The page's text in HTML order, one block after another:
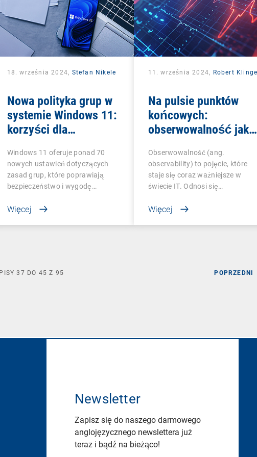
18. września 2024, Stefan Nikele
Nowa polityka grup w
systemie Windows 11:
korzyści dla
Windows 11 oferuje ponad 70
nowych ustawień dotyczących
zasad grup, które poprawiają
bezpieczeństwo i wygodę…
Więcej
11. września 2024, Robert
Na pulsie punktów
końcowych:
obserwowalność jako
Obserwowalność (ang.
observability) to pojęcie, które
staje się coraz ważniejsze w
świecie IT. Odnosi się…
Więcej
POPRZEDNI
37 DO 45 Z 95
Newsletter
Zapisz się do naszego darmowego
anglojęzycznego newslettera już
teraz i bądź na bieżąco!